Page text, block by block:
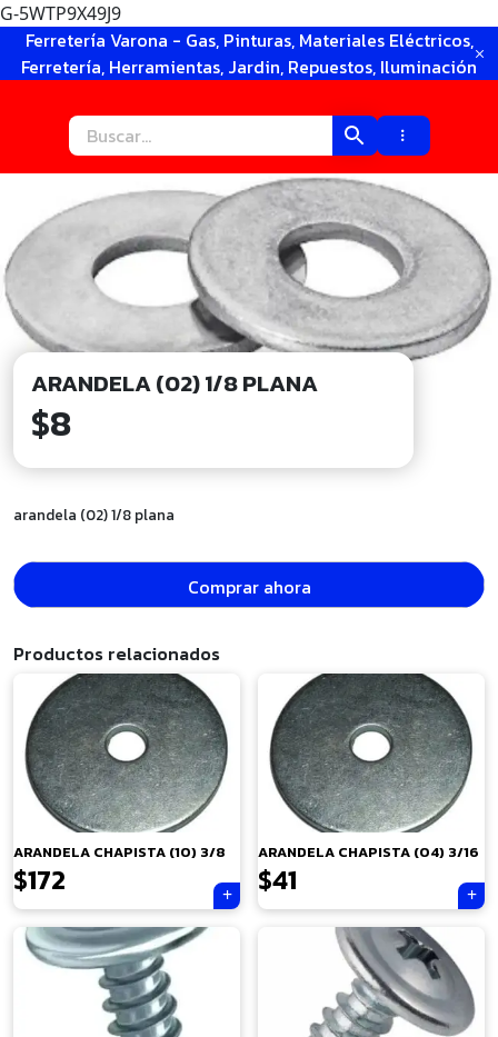
G-5WTP9X49J9
Ferretería Varona - Gas, Pinturas, Materiales Eléctricos,
Ferretería, Herramientas, Jardin, Repuestos, Iluminación
ARANDELA (02) 1/8 PLANA
$8
arandela (02) 1/8 plana
Comprar ahora
Productos relacionados
ARANDELA CHAPISTA (10) 3/8
$172
ARANDELA CHAPISTA (04) 3/16
$41